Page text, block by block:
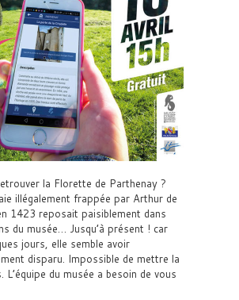
la Florette de Parthenay ?
illégalement frappée par Arthur de
1423 reposait paisiblement dans
du musée… Jusqu’à présent ! car
jours, elle semble avoir
disparu. Impossible de mettre la
L’équipe du musée a besoin de vous